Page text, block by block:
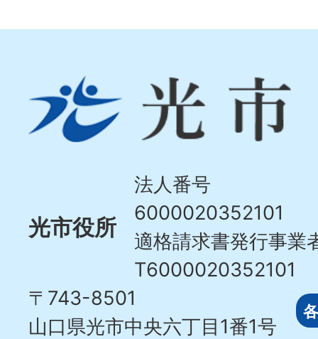
市
Hikari
光市役所
法人番号
6000020352101
適格請求書発行事業
T6000020352101
〒743-8501
山口県光市中央六丁目1番1号